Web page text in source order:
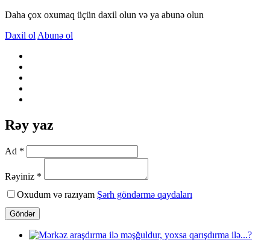
Daha çox oxumaq üçün daxil olun və ya abunə olun
Daxil ol Abunə ol
Rəy yaz
Ad *
Rəyiniz *
Oxudum və razıyam Şərh göndərmə qaydaları
Göndər